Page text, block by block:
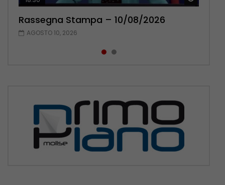
Rassegna Stampa – 10/08/2026
AGOSTO 10, 2026
Rassegna Stampa – 09/08/2026
AGOSTO 9, 2026